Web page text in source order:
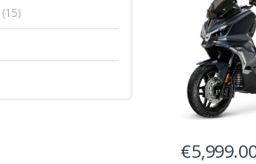
€
(15)